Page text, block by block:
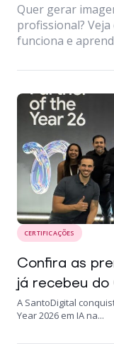
Quer gerar
profissional?
funciona e
CERTIFICAÇÕES
Confira as
já recebeu do
A SantoDigital
Year 2026 em IA na...